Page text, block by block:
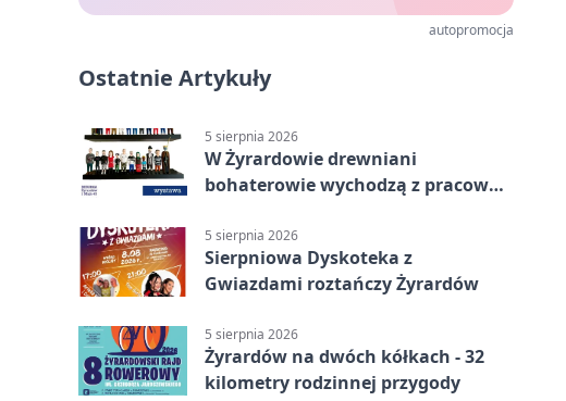
autopromocja
Ostatnie Artykuły
5 sierpnia 2026
W Żyrardowie drewniani
bohaterowie wychodzą z pracowni
5 sierpnia 2026
Sierpniowa Dyskoteka z
Gwiazdami roztańczy Żyrardów
5 sierpnia 2026
Żyrardów na dwóch kółkach - 32
kilometry rodzinnej przygody